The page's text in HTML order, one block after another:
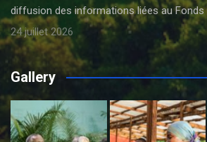
diffusion des informations liées au Fonds
24 juillet 2026
Gallery